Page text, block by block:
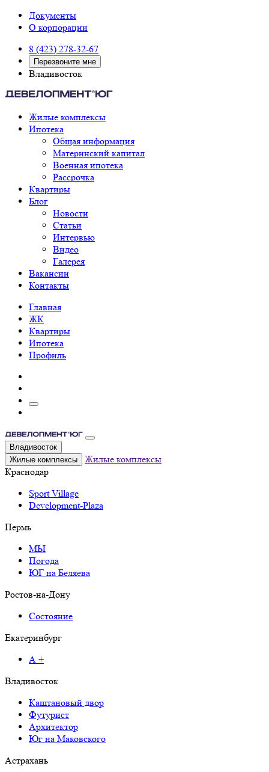
Документы
О корпорации
8 (423) 278-32-67
Перезвоните мне
Владивосток
Жилые комплексы
Ипотека
Общая информация
Материнский капитал
Военная ипотека
Рассрочка
Квартиры
Блог
Новости
Статьи
Интервью
Видео
Галерея
Вакансии
Контакты
Главная
ЖК
Квартиры
Ипотека
Профиль
Владивосток
Жилые комплексы
Жилые комплексы
Краснодар
Sport Village
Development-Plaza
Пермь
МЫ
Погода
ЮГ на Беляева
Ростов-на-Дону
Состояние
Екатеринбург
А +
Владивосток
Каштановый двор
Футурист
Архитектор
Юг на Маковского
Астрахань